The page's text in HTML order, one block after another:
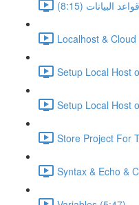
البيانات (8:15)
Localhost &
Setup Local Host
Setup Local Host
Store Project For
Syntax & Echo &